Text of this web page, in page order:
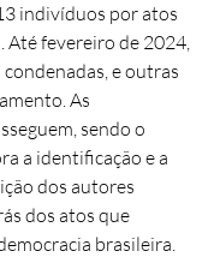
indivíduos por atos
Até fevereiro de 2024,
e outras
As
sendo o
a identificação e a
dos autores
dos atos que
brasileira.